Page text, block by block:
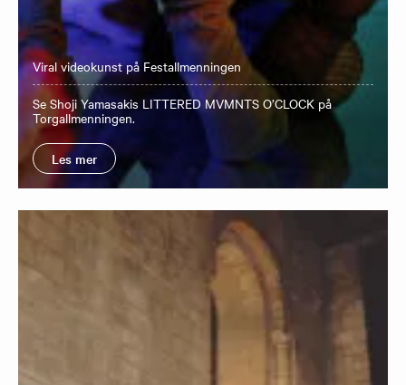
Viral videokunst på Festallmenningen
Se Shoji Yamasakis LITTERED MVMNTS O’CLOCK på
Torgallmenningen.
Les mer